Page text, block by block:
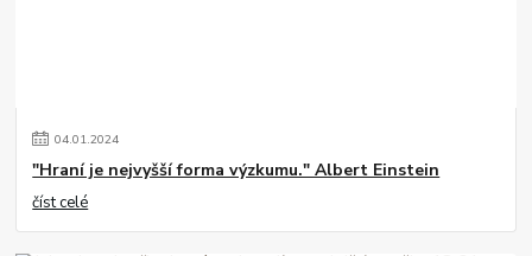
04.01.2024
"Hraní je nejvyšší forma výzkumu." Albert Einstein
číst celé